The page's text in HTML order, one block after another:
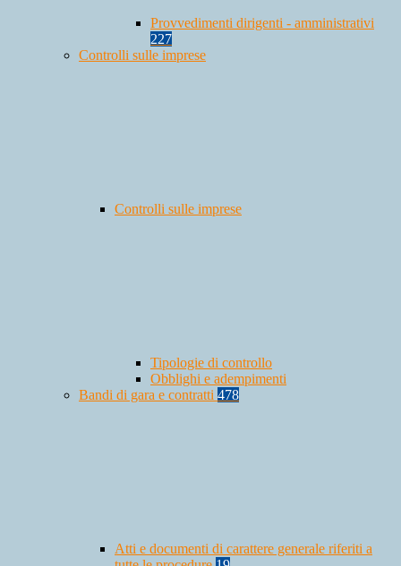
Provvedimenti dirigenti - amministrativi
227
Controlli sulle imprese
Controlli sulle imprese
Tipologie di controllo
Obblighi e adempimenti
Bandi di gara e contratti 478
Atti e documenti di carattere generale riferiti a